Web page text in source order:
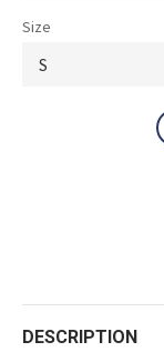
Size
DESCRIPTION